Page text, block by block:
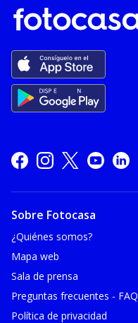
Sobre Fotocasa
¿Quiénes somos?
Mapa web
Sala de prensa
Preguntas frecuentes - FAQ
Política de privacidad